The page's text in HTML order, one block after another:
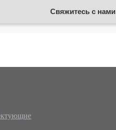
Свяжитесь с нами